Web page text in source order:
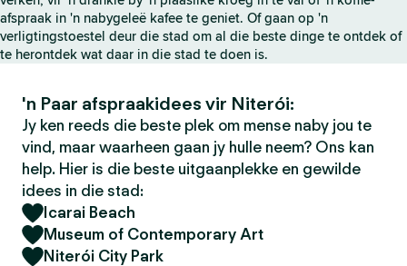
afspraak in 'n nabygeleë kafee te geniet. Of gaan op 'n
verligtingstoestel deur die stad om al die beste dinge te ontdek of
te herontdek wat daar in die stad te doen is.
'n Paar afspraakidees vir Niterói:
Jy ken reeds die beste plek om mense naby jou te
vind, maar waarheen gaan jy hulle neem? Ons kan
help. Hier is die beste uitgaanplekke en gewilde
idees in die stad:
Icarai Beach
Museum of Contemporary Art
Niterói City Park